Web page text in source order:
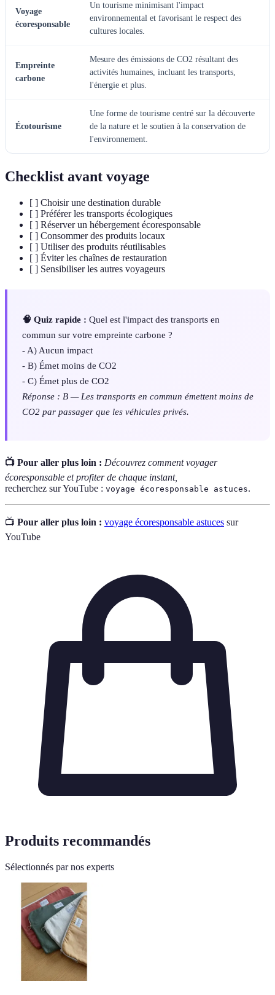
Voyage
écoresponsable
Un tourisme minimisant l'impact
environnemental et favorisant le respect des
cultures locales.
Empreinte
carbone
Mesure des émissions de CO2 résultant des
activités humaines, incluant les transports,
l'énergie et plus.
Écotourisme
Une forme de tourisme centré sur la découverte
de la nature et le soutien à la conservation de
l'environnement.
Checklist avant voyage
[ ] Choisir une destination durable
[ ] Préférer les transports écologiques
[ ] Réserver un hébergement écoresponsable
[ ] Consommer des produits locaux
[ ] Utiliser des produits réutilisables
[ ] Éviter les chaînes de restauration
[ ] Sensibiliser les autres voyageurs
🧠 Quiz rapide : Quel est l'impact des transports en
commun sur votre empreinte carbone ?
- A) Aucun impact
- B) Émet moins de CO2
- C) Émet plus de CO2
Réponse : B — Les transports en commun émettent moins de
CO2 par passager que les véhicules privés.
📺 Pour aller plus loin : Découvrez comment voyager
écoresponsable et profiter de chaque instant,
recherchez sur YouTube : voyage écoresponsable astuces.
📺 Pour aller plus loin : voyage écoresponsable astuces sur
YouTube
Produits recommandés
Sélectionnés par nos experts